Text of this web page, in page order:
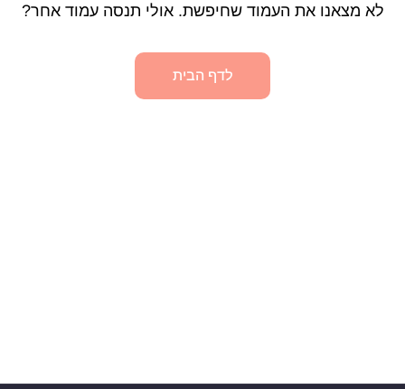
לא מצאנו את העמוד שחיפשת. אולי תנסה עמוד אחר?
לדף הבית